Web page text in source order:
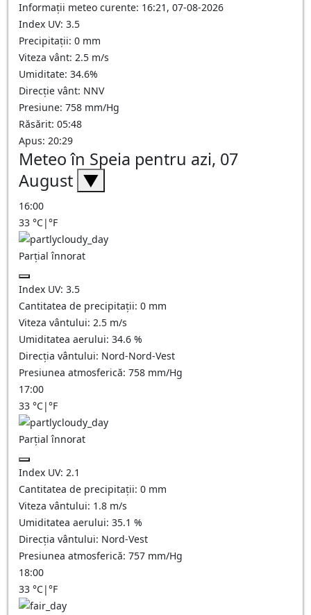
Informații meteo curente: 16:21, 07-08-2026
Index UV: 3.5
Precipitații: 0 mm
Viteza vânt: 2.5 m/s
Umiditate: 34.6%
Direcție vânt: NNV
Presiune: 758 mm/Hg
Răsărit: 05:48
Apus: 20:29
Meteo în Speia pentru azi, 07
August ▼
16:00
33 °C|°F
Parțial înnorat
Index UV: 3.5
Cantitatea de precipitații: 0 mm
Viteza vântului: 2.5 m/s
Umiditatea aerului: 34.6 %
Direcția vântului: Nord-Nord-Vest
Presiunea atmosferică: 758 mm/Hg
17:00
33 °C|°F
Parțial înnorat
Index UV: 2.1
Cantitatea de precipitații: 0 mm
Viteza vântului: 1.8 m/s
Umiditatea aerului: 35.1 %
Direcția vântului: Nord-Vest
Presiunea atmosferică: 757 mm/Hg
18:00
33 °C|°F